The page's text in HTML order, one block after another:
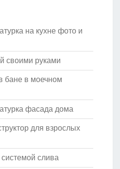
на кухне фото и
своими руками
бане в моечном
фасада дома
для взрослых
слива